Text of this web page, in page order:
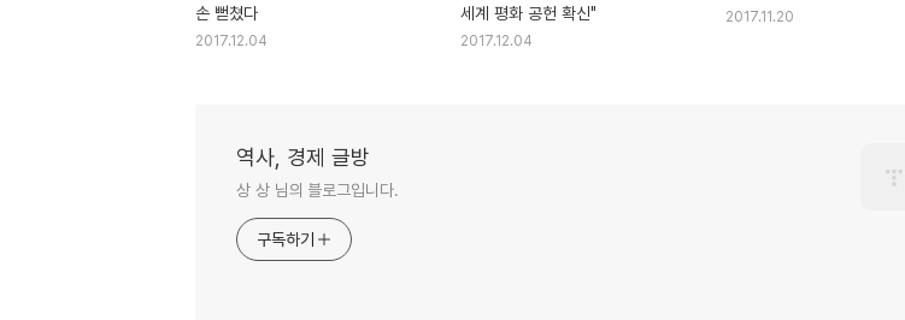
손 뻗쳤다
2017.12.04
세계 평화 공헌 확신"
2017.12.04
2017.11.20
역사, 경제 글방
상 상 님의 블로그입니다.
구독하기